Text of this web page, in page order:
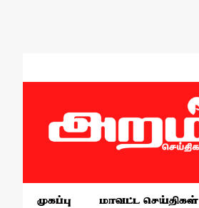
முகப்பு மாவட்ட செய்திகள்